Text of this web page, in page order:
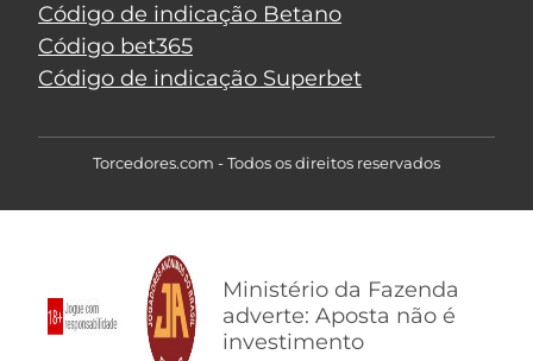
Código de indicação Betano
Código bet365
Código de indicação Superbet
Torcedores.com - Todos os direitos reservados
Ministério da Fazenda
adverte: Aposta não é
investimento